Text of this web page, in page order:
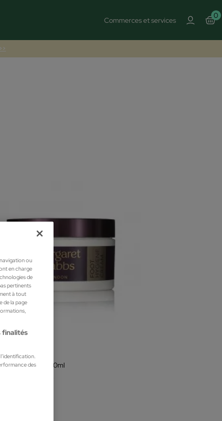
Commerces et services
0
Dabbs
Cream 100ml
ou
en charge
de
pertinents
à tout
de la page
finalités
des